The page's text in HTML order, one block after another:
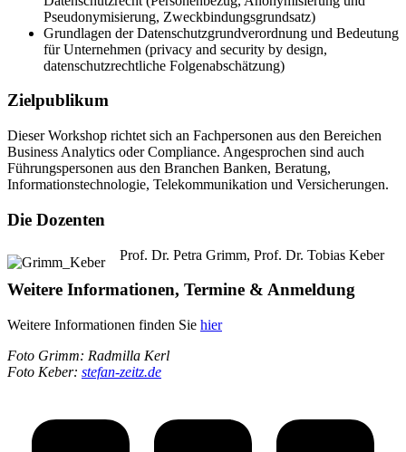
Pseudonymisierung, Zweckbindungsgrundsatz)
Grundlagen der Datenschutzgrundverordnung und Bedeutung
für Unternehmen (privacy and security by design,
datenschutzrechtliche Folgenabschätzung)
Zielpublikum
Dieser Workshop richtet sich an Fachpersonen aus den Bereichen
Business Analytics oder Compliance. Angesprochen sind auch
Führungspersonen aus den Branchen Banken, Beratung,
Informationstechnologie, Telekommunikation und Versicherungen.
Die Dozenten
Prof. Dr. Petra Grimm, Prof. Dr. Tobias Keber
Weitere Informationen, Termine & Anmeldung
Weitere Informationen finden Sie hier
Foto Grimm: Radmilla Kerl
Foto Keber: stefan-zeitz.de
navigation